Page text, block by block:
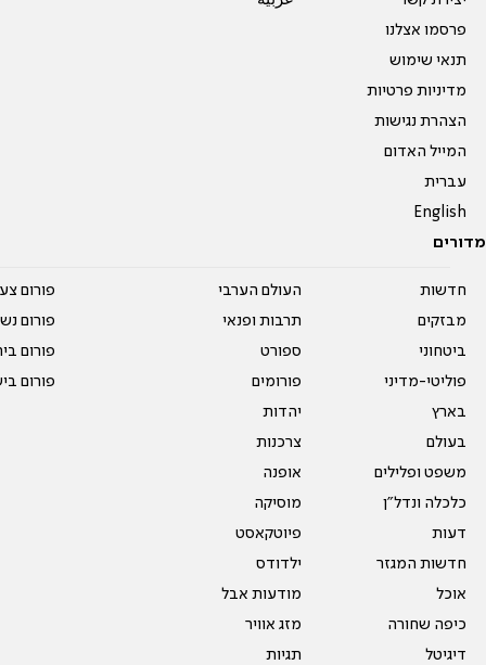
פרסמו אצלנו
תנאי שימוש
מדיניות פרטיות
הצהרת נגישות
המייל האדום
עברית
English
מדורים
חדשות
מבזקים
ביטחוני
פוליטי-מדיני
בארץ
בעולם
משפט ופלילים
כלכלה ונדל"ן
דעות
חדשות המגזר
אוכל
כיפה שחורה
דיגיטל
העולם הערבי
תרבות ופנאי
ספורט
פורומים
יהדות
צרכנות
אופנה
מוסיקה
פיוטקאסט
ילדודס
מודעות אבל
מזג אוויר
תגיות
פורום
פורום
פורום
פורום